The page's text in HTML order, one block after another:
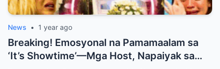
News • 1 year ago
Breaking! Emosyonal na Pamamaalam sa
‘It’s Showtime’—Mga Host, Napaiyak sa